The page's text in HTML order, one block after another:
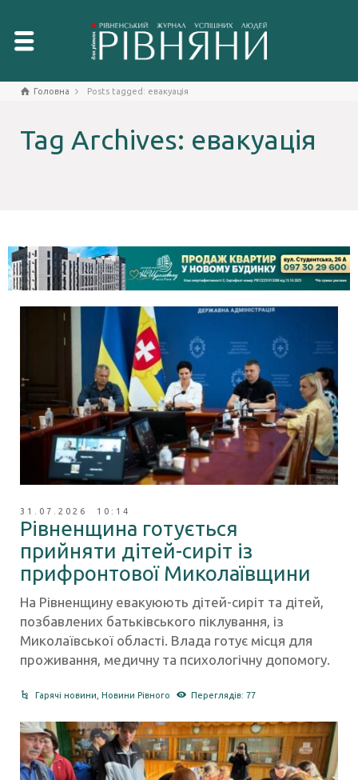
Головна Posts tagged: евакуація
Tag Archives: евакуація
31.07.2026 10:14
Рівненщина готується
прийняти дітей-сиріт із
прифронтової Миколаївщини
На Рівненщину евакуюють дітей-сиріт та дітей,
позбавлених батьківського піклування, із
Миколаївської області. Влада готує місця для
проживання, медичну та психологічну допомогу.
Гарячі новини Новини Рівного Переглядів: 77